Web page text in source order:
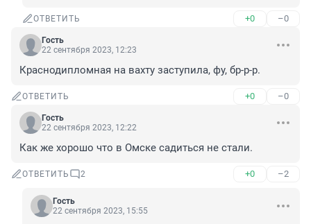
ОТВЕТИТЬ +0 –0
Гость
22 сентября 2023, 12:23
Краснодипломная на вахту заступила, фу, бр-р-р.
ОТВЕТИТЬ +0 –0
Гость
22 сентября 2023, 12:22
Как же хорошо что в Омске садиться не стали.
ОТВЕТИТЬ 2 +0 –2
Гость
22 сентября 2023, 15:55